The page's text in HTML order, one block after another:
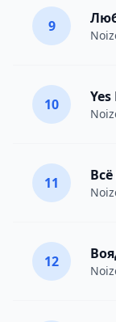
9
10
11
12